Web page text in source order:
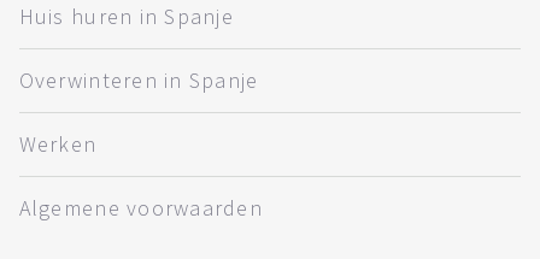
Huis huren in Spanje
Overwinteren in Spanje
Werken
Algemene voorwaarden